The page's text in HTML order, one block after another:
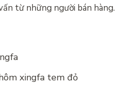
từ những người bán hàng.
xingfa tem đỏ